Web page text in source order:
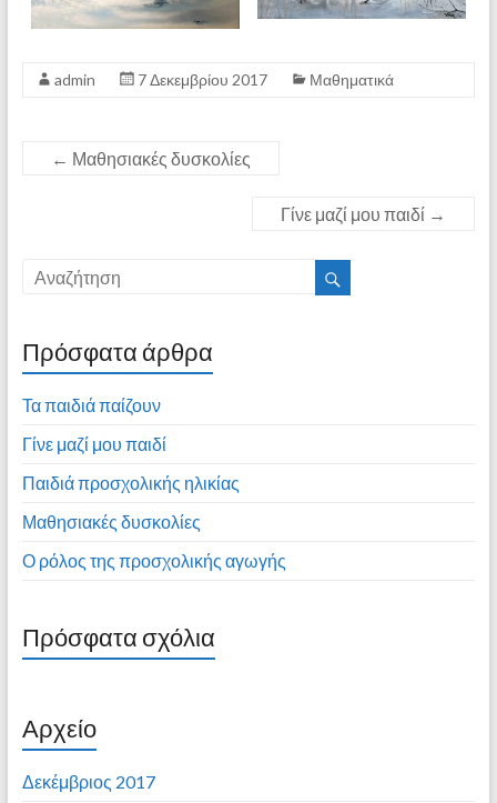
admin 7 Δεκεμβρίου 2017 Μαθηματικά
← Μαθησιακές δυσκολίες
Γίνε μαζί μου παιδί →
Πρόσφατα άρθρα
Τα παιδιά παίζουν
Γίνε μαζί μου παιδί
Παιδιά προσχολικής ηλικίας
Μαθησιακές δυσκολίες
Ο ρόλος της προσχολικής αγωγής
Πρόσφατα σχόλια
Αρχείο
Δεκέμβριος 2017